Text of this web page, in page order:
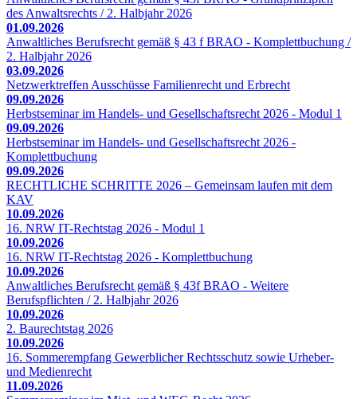
des Anwaltsrechts / 2. Halbjahr 2026
01.09.2026
Anwaltliches Berufsrecht gemäß § 43 f BRAO - Komplettbuchung /
2. Halbjahr 2026
03.09.2026
Netzwerktreffen Ausschüsse Familienrecht und Erbrecht
09.09.2026
Herbstseminar im Handels- und Gesellschaftsrecht 2026 - Modul 1
09.09.2026
Herbstseminar im Handels- und Gesellschaftsrecht 2026 -
Komplettbuchung
09.09.2026
RECHTLICHE SCHRITTE 2026 – Gemeinsam laufen mit dem
KAV
10.09.2026
16. NRW IT-Rechtstag 2026 - Modul 1
10.09.2026
16. NRW IT-Rechtstag 2026 - Komplettbuchung
10.09.2026
Anwaltliches Berufsrecht gemäß § 43f BRAO - Weitere
Berufspflichten / 2. Halbjahr 2026
10.09.2026
2. Baurechtstag 2026
10.09.2026
16. Sommerempfang Gewerblicher Rechtsschutz sowie Urheber-
und Medienrecht
11.09.2026